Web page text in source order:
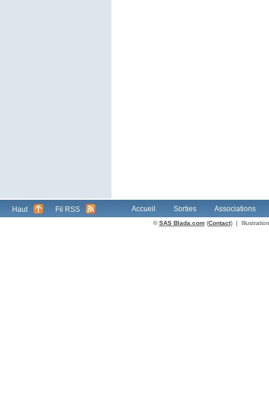
Haut Fil RSS Accueil Sorties Associations
©SAS Blada.com(Contact) |